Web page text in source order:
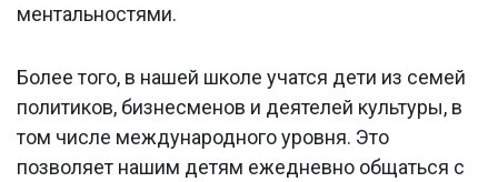
ментальностями.
Более того, в нашей школе учатся дети из семей
политиков, бизнесменов и деятелей культуры, в
том числе международного уровня. Это
позволяет нашим детям ежедневно общаться с